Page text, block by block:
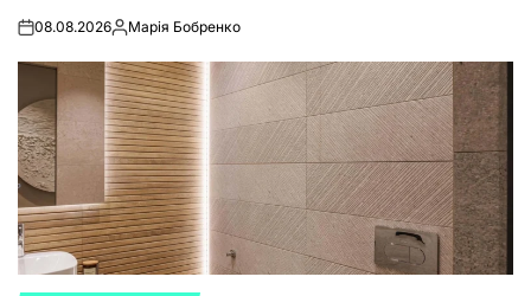
on08.08.2026Запись
Марія Бобренко